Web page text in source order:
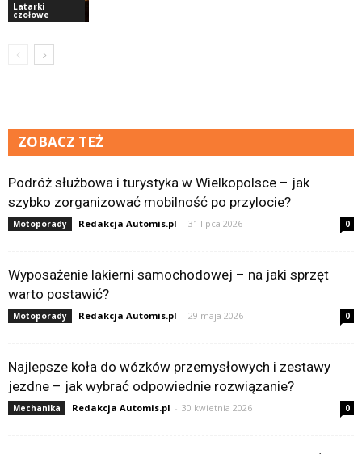
Latarki
czołowe
ZOBACZ TEŻ
Podróż służbowa i turystyka w Wielkopolsce – jak
szybko zorganizować mobilność po przylocie?
Motoporady Redakcja Automis.pl - 31 lipca 2026 0
Wyposażenie lakierni samochodowej – na jaki sprzęt
warto postawić?
Motoporady Redakcja Automis.pl - 29 maja 2026 0
Najlepsze koła do wózków przemysłowych i zestawy
jezdne – jak wybrać odpowiednie rozwiązanie?
Mechanika Redakcja Automis.pl - 30 kwietnia 2026 0